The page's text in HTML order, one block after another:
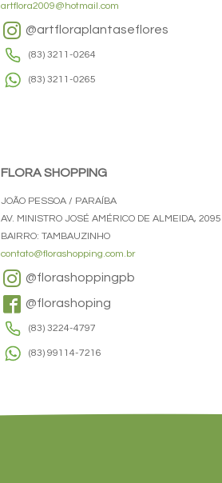
artflora2009@hotmail.com
@artfloraplantaseflores
(83) 3211-0264
(83) 3211-0265
FLORA SHOPPING
JOÃO PESSOA / PARAÍBA
AV. MINISTRO JOSÉ AMÉRICO DE ALMEIDA, 2095
BAIRRO: TAMBAUZINHO
contato@florashopping.com.br
@florashoppingpb
@florashoping
(83) 3224-4797
(83) 99114-7216